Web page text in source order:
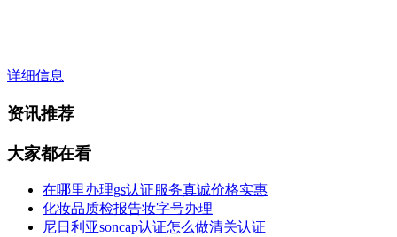
详细信息
资讯推荐
大家都在看
在哪里办理gs认证服务真诚价格实惠
化妆品质检报告妆字号办理
尼日利亚soncap认证怎么做清关认证